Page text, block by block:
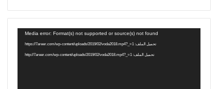
Media error: Format(s) not supported or source(s) not found
تحميل الملف: https://7areer.com/wp-content/uploads/2019/02/voda2018.mp4?_=1
تحميل الملف: http://7areer.com/wp-content/uploads/2019/02/voda2018.mp4?_=1